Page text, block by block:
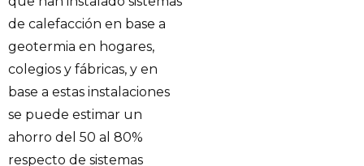
de calefacción en base a
geotermia en hogares,
colegios y fábricas, y en
base a estas instalaciones
se puede estimar un
ahorro del 50 al 80%
respecto de sistemas